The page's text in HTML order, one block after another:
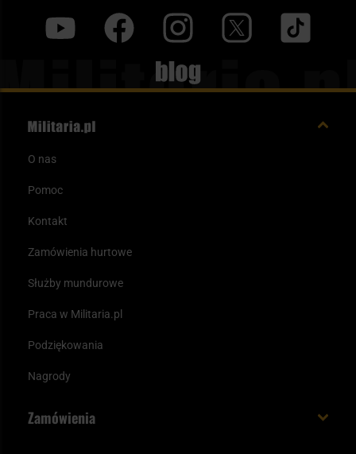
Blog
O nas
Pomoc
Kontakt
Zamówienia hurtowe
Służby mundurowe
Praca w Militaria.pl
Podziękowania
Nagrody
Zamówienia